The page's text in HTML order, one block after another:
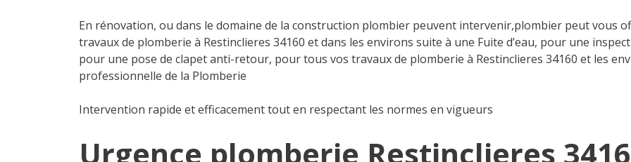
En rénovation, ou dans le domaine de la construction plombier peuvent intervenir,plombier peut vous
travaux de plomberie à Restinclieres 34160 et dans les environs suite à une Fuite d’eau, pour une
pour une pose de clapet anti-retour, pour tous vos travaux de plomberie à Restinclieres 34160 et les
professionnelle de la Plomberie
Intervention rapide et efficacement tout en respectant les normes en vigueurs
Urgence plomberie Restinclieres